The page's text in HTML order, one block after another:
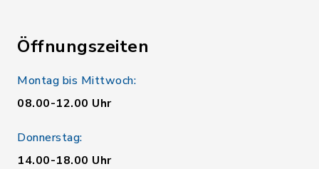
Öffnungszeiten
Montag bis Mittwoch:
08.00-12.00 Uhr
Donnerstag:
14.00-18.00 Uhr